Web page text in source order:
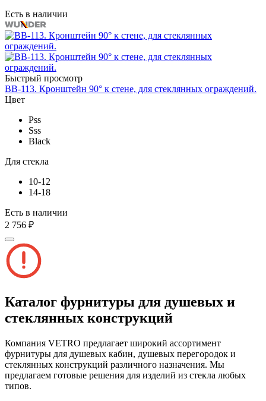
Есть в наличии
Быстрый просмотр
BB-113. Кронштейн 90° к стене, для стеклянных ограждений.
Цвет
Pss
Sss
Black
Для стекла
10-12
14-18
Есть в наличии
2 756 ₽
Каталог фурнитуры для душевых и
стеклянных конструкций
Компания VETRO предлагает широкий ассортимент
фурнитуры для душевых кабин, душевых перегородок и
стеклянных конструкций различного назначения. Мы
предлагаем готовые решения для изделий из стекла любых
типов.